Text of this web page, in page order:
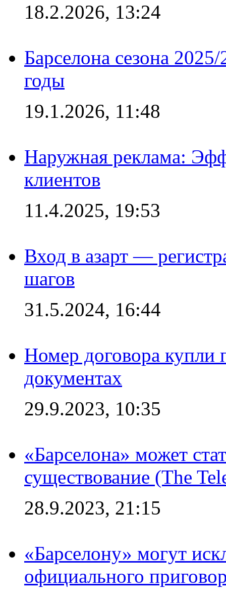
18.2.2026, 13:24
Барселона сезона
годы
19.1.2026, 11:48
Наружная реклама:
клиентов
11.4.2025, 19:53
Вход в азарт —
шагов
31.5.2024, 16:44
Номер договора купли
документах
29.9.2023, 10:35
«Барселона» может
существование (The
28.9.2023, 21:15
«Барселону» могут
официального